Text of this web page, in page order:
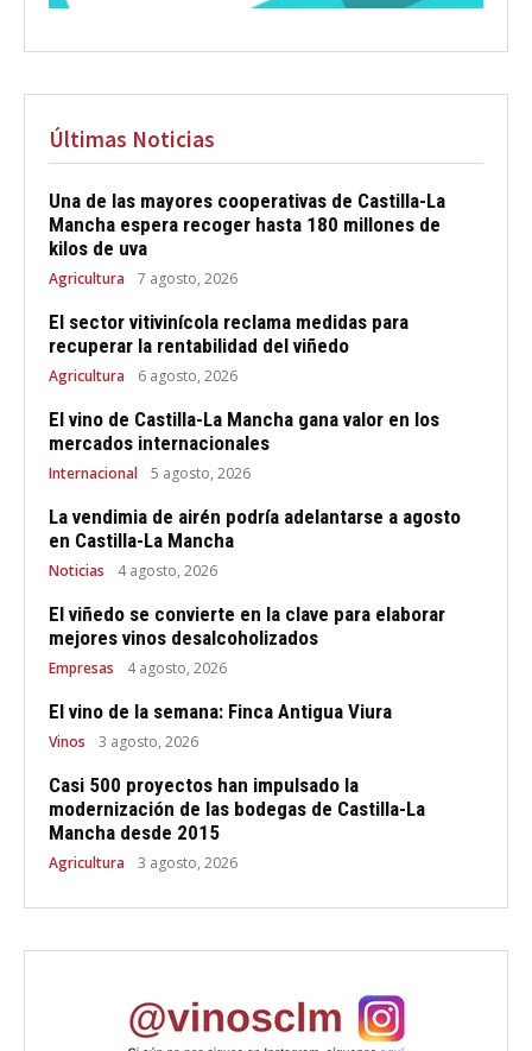
Últimas Noticias
Una de las mayores cooperativas de Castilla-La
Mancha espera recoger hasta 180 millones de
kilos de uva
Agricultura 7 agosto, 2026
El sector vitivinícola reclama medidas para
recuperar la rentabilidad del viñedo
Agricultura 6 agosto, 2026
El vino de Castilla-La Mancha gana valor en los
mercados internacionales
Internacional 5 agosto, 2026
La vendimia de airén podría adelantarse a agosto
en Castilla-La Mancha
Noticias 4 agosto, 2026
El viñedo se convierte en la clave para elaborar
mejores vinos desalcoholizados
Empresas 4 agosto, 2026
El vino de la semana: Finca Antigua Viura
Vinos 3 agosto, 2026
Casi 500 proyectos han impulsado la
modernización de las bodegas de Castilla-La
Mancha desde 2015
Agricultura 3 agosto, 2026